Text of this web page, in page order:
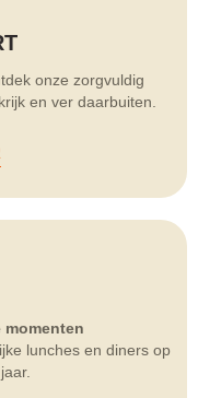
onze zorgvuldig
en ver daarbuiten.
momenten
lunches en diners op